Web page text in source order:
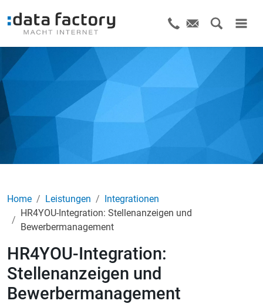
Home Leistungen
Integrationen
HR4YOU-Integration: Stellenanzeigen und
Bewerbermanagement
HR4YOU-Integration:
Stellenanzeigen und
Bewerbermanagement